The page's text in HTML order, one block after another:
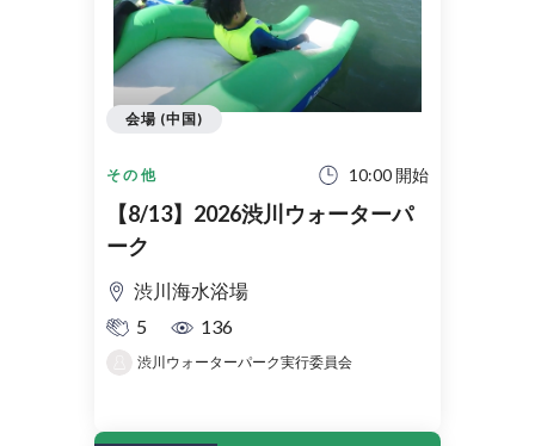
その他 10:00 開始
【8/13】2026渋川ウォーターパ
ーク
渋川海水浴場
5
136
渋川ウォーターパーク実行委員会
会場 (中国)